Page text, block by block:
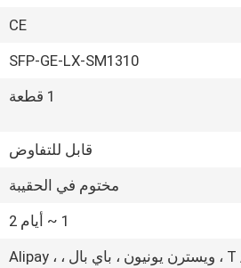
CE
SFP-GE-LX-SM1310
1 قطعة
قابل للتفاوض
مختوم في الحقيبة
1 ~ أيام 2
T / T ، ويسترن يونيون ، باي بال ، Alipay ،